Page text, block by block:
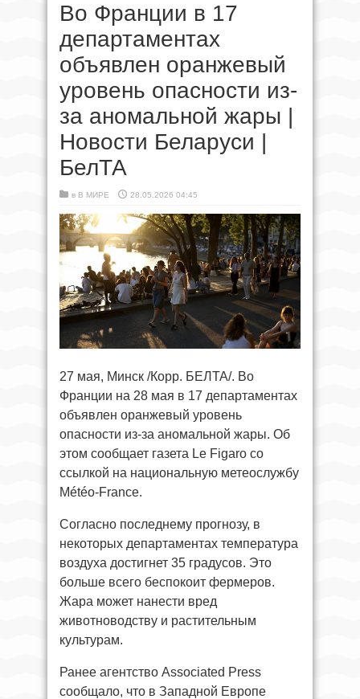
Во Франции в 17
департаментах
объявлен оранжевый
уровень опасности из-
за аномальной жары |
Новости Беларуси |
БелТА
в В МИРЕ 28.05.2026 04:45
27 мая, Минск /Корр. БЕЛТА/. Во
Франции на 28 мая в 17 департаментах
объявлен оранжевый уровень
опасности из-за аномальной жары. Об
этом сообщает газета Le Figaro со
ссылкой на национальную метеослужбу
Météo-France.
Согласно последнему прогнозу, в
некоторых департаментах температура
воздуха достигнет 35 градусов. Это
больше всего беспокоит фермеров.
Жара может нанести вред
животноводству и растительным
культурам.
Ранее агентство Associated Press
сообщало, что в Западной Европе